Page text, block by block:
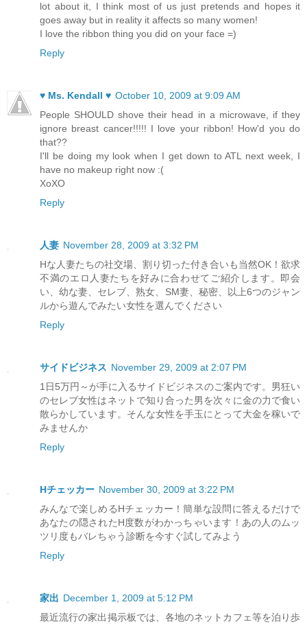
lot about it, I think most of us just pretends and hopes it
goes away but in reality it affects so many women!
I love the ribbon thing you did on your face =)
Reply
♥ Ms. Kendall ♥ October 10, 2009 at 9:09 AM
People SHOULD shove their head in a microwave, if they
ignore breast cancer!!!!! I love your ribbon! How'd you do
that??
I'll be doing my look when I get down to ATL next week, I
have no makeup right now :(
XoXO
Reply
人妻 November 28, 2009 at 3:32 PM
Hな人妻たちの社交場、割り切った付き合いも当然OK！欲求
不満のエロ人妻たちを好みに合わせてご紹介します。即会
い、幼な妻、セレブ、熟女、SM妻、秘密、以上6つのジャン
ルから遊んでみたい女性を選んでください
Reply
サイドビジネス November 29, 2009 at 2:07 PM
1日5万円～が手に入るサイドビジネスのご案内です。男狂い
のセレブ女性はネットで知り合った男を次々に金の力で食い
散らかしています。そんな女性を手玉にとって大金を稼いで
みませんか
Reply
Hチェッカー November 30, 2009 at 3:22 PM
みんなで楽しめるHチェッカー！簡単な設問に答えるだけで
あなたの隠されたH度数がわかっちゃいます！あの人のムッ
ツリ度もバレちゃう診断を今すぐ試してみよう
Reply
家出 December 1, 2009 at 5:12 PM
最近流行の家出掲示板では、各地のネットカフェ等を泊り歩